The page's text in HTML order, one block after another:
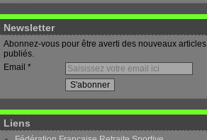
Newsletter
Abonnez-vous pour être averti des nouveaux articles
publiés.
Email
Liens